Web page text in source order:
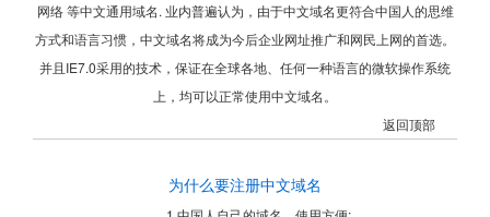
网络 等中文通用域名. 业内普遍认为，由于中文域名更符合中国人的思维
方式和语言习惯，中文域名将成为今后企业网址推广和网民上网的首选。
并且IE7.0采用的技术，保证在全球各地、任何一种语言的微软操作系统
上，均可以正常使用中文域名。
返回顶部
为什么要注册中文域名